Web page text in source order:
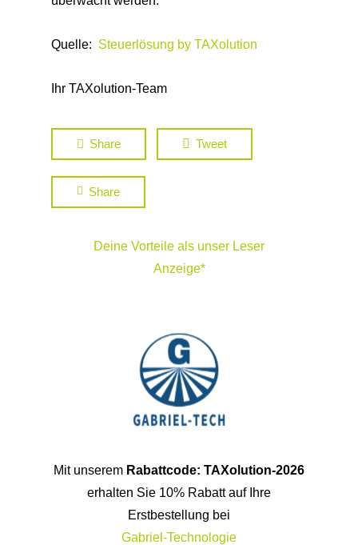
Quelle: Steuerlösung by TAXolution
Ihr TAXolution-Team
Share Tweet
Share
Deine Vorteile als unser Leser
Anzeige*
Mit unserem Rabattcode: TAXolution-2026
erhalten Sie 10% Rabatt auf Ihre
Erstbestellung bei
Gabriel-Technologie